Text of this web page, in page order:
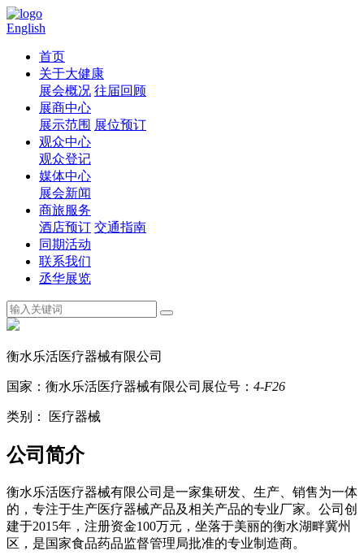
English
首页
关于大健康
展会概况 往届回顾
展商中心
展示范围 展位预订
观众中心
观众登记
媒体中心
展会新闻
商旅服务
酒店预订 交通指南
同期活动
联系我们
丞华展览
衡水乐活医疗器械有限公司
国家：衡水乐活医疗器械有限公司 展位号： 4-F26
类别： 医疗器械
公司简介
衡水乐活医疗器械有限公司是一家集研发、生产、销售为一体
的，专注于生产医疗器械产品及相关产品的专业厂家。公司创
建于2015年，注册资金100万元，坐落于美丽的衡水湖畔冀州
区，是国家食品药品监督管理局批准的专业制造商。